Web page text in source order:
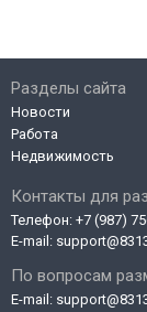
Контакты для
Телефон: +7 (987)
E-mail:
По вопросам
E-mail:
Разделы сайта
Новости
Работа
Недвижимость